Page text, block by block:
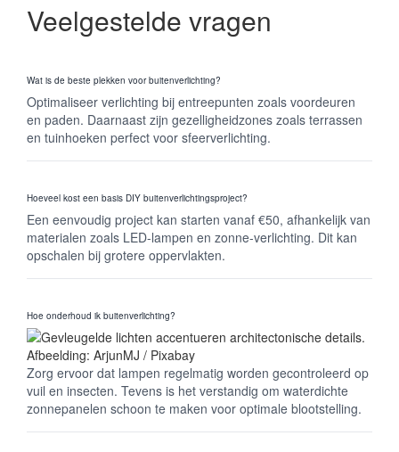
Veelgestelde vragen
Wat is de beste plekken voor buitenverlichting?
Optimaliseer verlichting bij entreepunten zoals voordeuren
en paden. Daarnaast zijn gezelligheidzones zoals terrassen
en tuinhoeken perfect voor sfeerverlichting.
Hoeveel kost een basis DIY buitenverlichtingsproject?
Een eenvoudig project kan starten vanaf €50, afhankelijk van
materialen zoals LED-lampen en zonne-verlichting. Dit kan
opschalen bij grotere oppervlakten.
Hoe onderhoud ik buitenverlichting?
Afbeelding: ArjunMJ / Pixabay
Zorg ervoor dat lampen regelmatig worden gecontroleerd op
vuil en insecten. Tevens is het verstandig om waterdichte
zonnepanelen schoon te maken voor optimale blootstelling.